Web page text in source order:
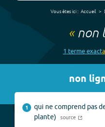
Vous êtes ici : Accueil
« non
1 termeexact
non
1
qui ne comprend pas
plante)
source